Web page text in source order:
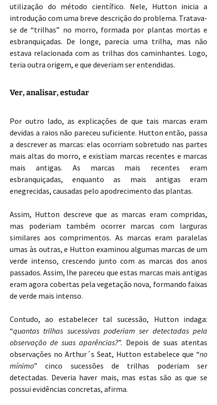
utilização do método científico. Nele, Hutton inicia a
introdução com uma breve descrição do problema. Tratava-
se de “trilhas” no morro, formada por plantas mortas e
esbranquiçadas. De longe, parecia uma trilha, mas não
estava relacionada com as trilhas dos caminhantes. Logo,
teria outra origem, e que deveriam ser entendidas.
Ver, analisar, estudar
Por outro lado, as explicações de que tais marcas eram
devidas a raios não pareceu suficiente. Hutton então, passa
a descrever as marcas: elas ocorriam sobretudo nas partes
mais altas do morro, e existiam marcas recentes e marcas
mais antigas. As marcas mais recentes eram
esbranquiçadas, enquanto as mais antigas eram
enegrecidas, causadas pelo apodrecimento das plantas.
Assim, Hutton descreve que as marcas eram compridas,
mas poderiam também ocorrer marcas com larguras
similares aos comprimentos. As marcas eram paralelas
umas às outras, e Hutton examinou algumas marcas de um
verde intenso, crescendo junto com as marcas dos anos
passados. Assim, lhe pareceu que estas marcas mais antigas
eram agora cobertas pela vegetação nova, formando faixas
de verde mais intenso.
Contudo, ao estabelecer tal sucessão, Hutton indaga:
“quantas trilhas sucessivas poderiam ser detectadas pela
observação de suas aparências?”. Depois de suas atentas
observações no Arthur´s Seat, Hutton estabelece que “no
mínimo” cinco sucessões de trilhas poderiam ser
detectadas. Deveria haver mais, mas estas são as que se
possui evidências concretas, afirma.